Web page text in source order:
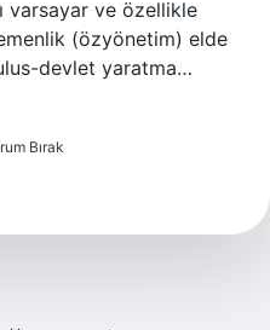
varsayar ve özellikle
(özyönetim) elde
devlet yaratma…
Bırak